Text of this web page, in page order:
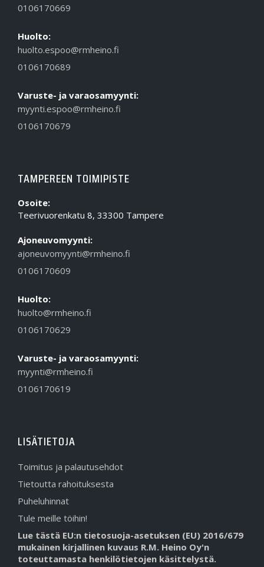
0106170669
Huolto:
huolto.espoo@rmheino.fi
0106170689
Varuste- ja varaosamyynti:
myynti.espoo@rmheino.fi
0106170679
TAMPEREEN TOIMIPISTE
Osoite:
Teerivuorenkatu 8, 33300 Tampere
Ajoneuvomyynti:
ajoneuvomyynti@rmheino.fi
0106170609
Huolto:
huolto@rmheino.fi
0106170629
Varuste- ja varaosamyynti:
myynti@rmheino.fi
0106170619
LISÄTIETOJA
Toimitus ja palautusehdot
Tietoutta rahoituksesta
Puheluhinnat
Tule meille töihin!
Lue tästä EU:n tietosuoja-asetuksen (EU) 2016/679
mukainen kirjallinen kuvaus R.M. Heino Oy'n
toteuttamasta henkilötietojen käsittelystä.